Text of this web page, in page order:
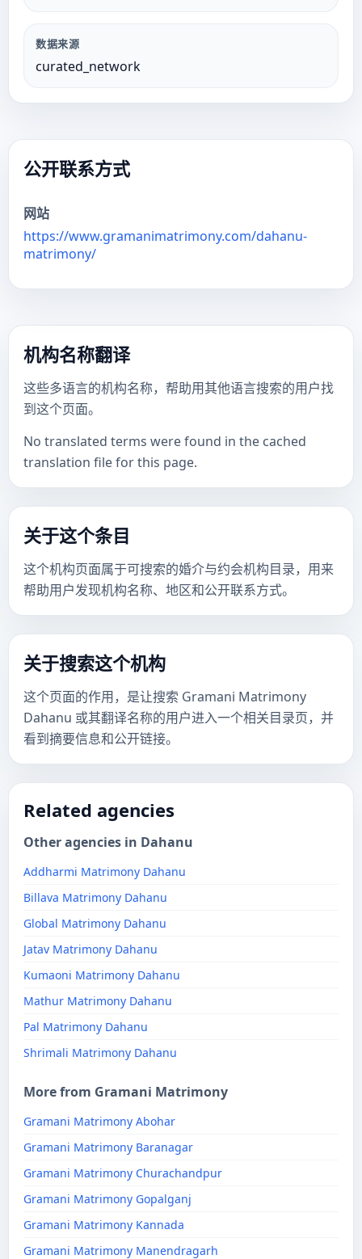
数据来源
curated_network
公开联系方式
网站
https://www.gramanimatrimony.com/dahanu-
matrimony/
机构名称翻译
这些多语言的机构名称，帮助用其他语言搜索的用户找
到这个页面。
No translated terms were found in the cached
translation file for this page.
关于这个条目
这个机构页面属于可搜索的婚介与约会机构目录，用来
帮助用户发现机构名称、地区和公开联系方式。
关于搜索这个机构
这个页面的作用，是让搜索 Gramani Matrimony
Dahanu 或其翻译名称的用户进入一个相关目录页，并
看到摘要信息和公开链接。
Related agencies
Other agencies in Dahanu
Addharmi Matrimony Dahanu
Billava Matrimony Dahanu
Global Matrimony Dahanu
Jatav Matrimony Dahanu
Kumaoni Matrimony Dahanu
Mathur Matrimony Dahanu
Pal Matrimony Dahanu
Shrimali Matrimony Dahanu
More from Gramani Matrimony
Gramani Matrimony Abohar
Gramani Matrimony Baranagar
Gramani Matrimony Churachandpur
Gramani Matrimony Gopalganj
Gramani Matrimony Kannada
Gramani Matrimony Manendragarh